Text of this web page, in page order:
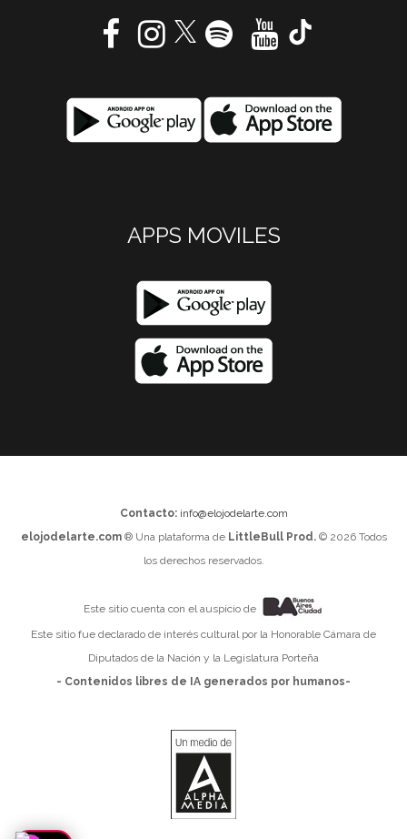
APPS MOVILES
Contacto: info@elojodelarte.com
elojodelarte.com® Una plataforma de LittleBull Prod.© 2026 Todos
los derechos reservados.
Este sitio cuenta con el auspicio de
Este sitio fue declarado de interés cultural por la Honorable Cámara de
Diputados de la Nación y la Legislatura Porteña
- Contenidos libres de IA generados por humanos-